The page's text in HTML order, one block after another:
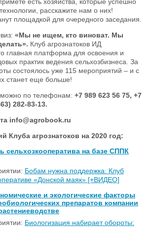
расскажите нам о них!
площадкой для очередного заседания.
«Мы не ищем, кто виноват. Мы
Клуб агрознатоков ИД
главная платформа для освоения и
практик ведения сельхозбизнеса. За
состоялось уже 115 мероприятий – и с
станет еще больше!
по телефонам: +7 989 623 56 75, +7
282-83-13.
info@agrobook.ru
Клуба агрознатоков на 2020 год:
сельхозкооператива на базе СППК
Бобам нужна поддержка: Клуб
«Донской маяк» [+ВИДЕО]
и экологические факторы
препаратов компании
Биологизация набирает обороты: